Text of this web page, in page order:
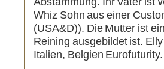
Whiz Sohn aus einer
(USA&D)). Die Mutter ist
Reining ausgebildet ist.
Italien, Belgien Eurofuturity.